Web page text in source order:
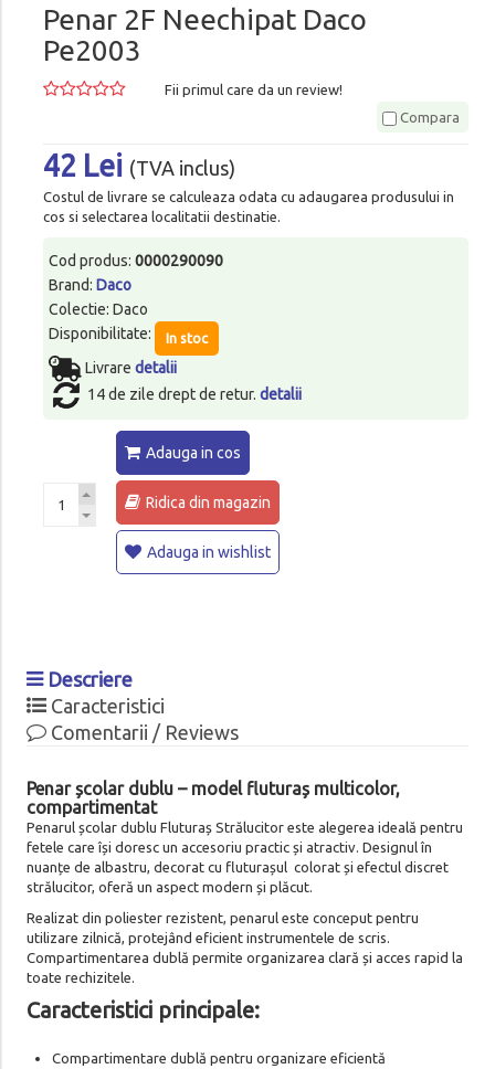
Penar 2F Neechipat Daco
Pe2003
Fii primul care da un review!
Compara
42 Lei (TVA inclus)
Costul de livrare se calculeaza odata cu adaugarea produsului in
cos si selectarea localitatii destinatie.
Cod produs: 0000290090
Brand: Daco
Colectie: Daco
Disponibilitate:
In stoc
Livrare detalii
14 de zile drept de retur. detalii
Adauga in cos
Ridica din magazin
Adauga in wishlist
Descriere
Caracteristici
Comentarii / Reviews
Penar școlar dublu – model fluturaș multicolor,
compartimentat
Penarul școlar dublu Fluturaș Strălucitor este alegerea ideală pentru
fetele care își doresc un accesoriu practic și atractiv. Designul în
nuanțe de albastru, decorat cu fluturașul colorat și efectul discret
strălucitor, oferă un aspect modern și plăcut.
Realizat din poliester rezistent, penarul este conceput pentru
utilizare zilnică, protejând eficient instrumentele de scris.
Compartimentarea dublă permite organizarea clară și acces rapid la
toate rechizitele.
Caracteristici principale:
Compartimentare dublă pentru organizare eficientă